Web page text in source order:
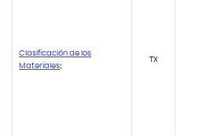
Clasificación de los
Materiales;
TX